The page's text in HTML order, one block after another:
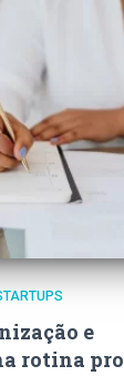
e
rotina